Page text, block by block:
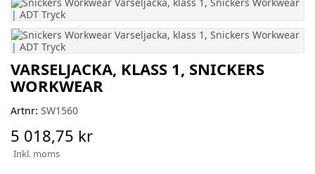
VARSELJACKA, KLASS 1, SNICKERS
WORKWEAR
Artnr: SW1560
5 018,75 kr
Inkl. moms